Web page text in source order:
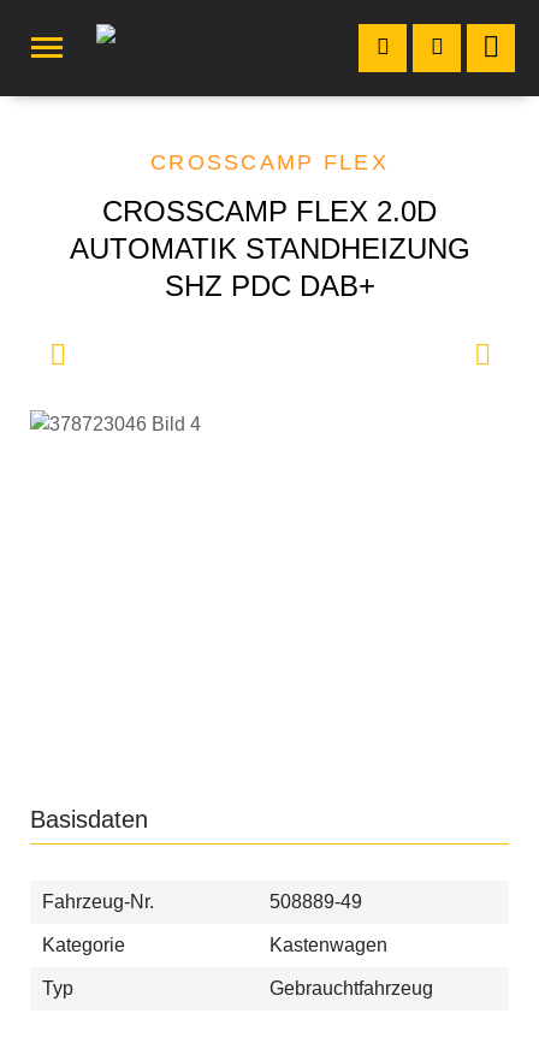
CROSSCAMP FLEX
CROSSCAMP FLEX 2.0D
AUTOMATIK STANDHEIZUNG
SHZ PDC DAB+
Basisdaten
Fahrzeug-Nr. 508889-49
Kategorie Kastenwagen
Typ Gebrauchtfahrzeug